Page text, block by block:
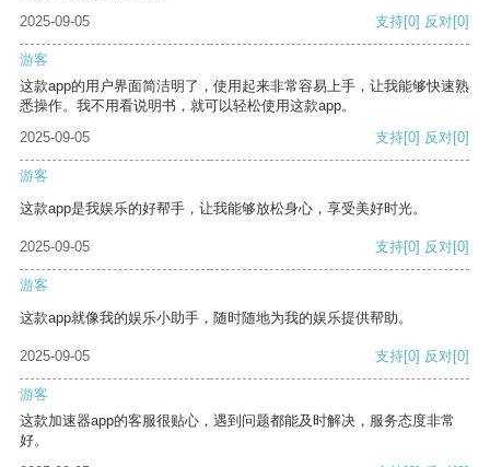
2025-09-05
支持[0] 反对[0]
游客
这款app的用户界面简洁明了，使用起来非常容易上手，让我能够快速熟
悉操作。我不用看说明书，就可以轻松使用这款app。
2025-09-05
支持[0] 反对[0]
游客
这款app是我娱乐的好帮手，让我能够放松身心，享受美好时光。
2025-09-05 支持[0] 反对[0]
游客
这款app就像我的娱乐小助手，随时随地为我的娱乐提供帮助。
2025-09-05 支持[0] 反对[0]
游客
这款加速器app的客服很贴心，遇到问题都能及时解决，服务态度非常
好。